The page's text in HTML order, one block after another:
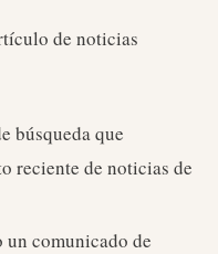
de noticias
búsqueda que
reciente de noticias de
comunicado de